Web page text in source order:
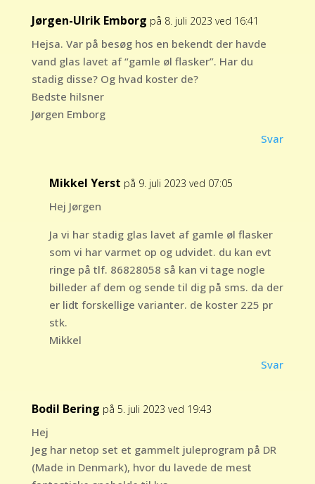
Jørgen-Ulrik Emborg på 8. juli 2023 ved 16:41
Hejsa. Var på besøg hos en bekendt der havde
vand glas lavet af “gamle øl flasker”. Har du
stadig disse? Og hvad koster de?
Bedste hilsner
Jørgen Emborg
Svar
Mikkel Yerst på 9. juli 2023 ved 07:05
Hej Jørgen
Ja vi har stadig glas lavet af gamle øl flasker
som vi har varmet op og udvidet. du kan evt
ringe på tlf. 86828058 så kan vi tage nogle
billeder af dem og sende til dig på sms. da der
er lidt forskellige varianter. de koster 225 pr
stk.
Mikkel
Svar
Bodil Bering på 5. juli 2023 ved 19:43
Hej
Jeg har netop set et gammelt juleprogram på DR
(Made in Denmark), hvor du lavede de mest